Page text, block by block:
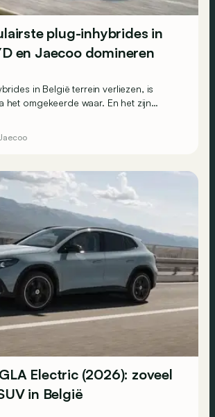
plug-inhybrides in
en Jaecoo domineren
in België terrein verliezen, is
het omgekeerde waar. En het zijn
inschrijvingen komt uit China.
Electric (2026): zoveel
in België